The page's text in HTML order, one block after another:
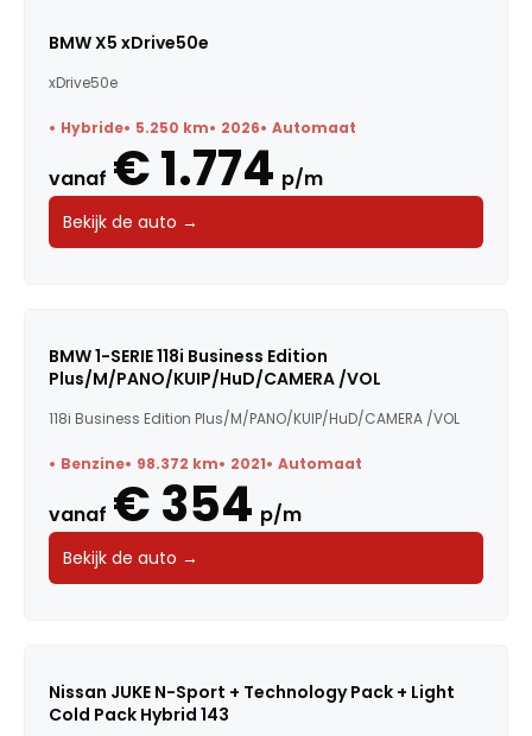
BMW X5 xDrive50e
xDrive50e
Hybride 5.250 km 2026 Automaat
vanaf € 1.774 p/m
Bekijk de auto →
BMW 1-SERIE 118i Business Edition
Plus/M/PANO/KUIP/HuD/CAMERA /VOL
118i Business Edition Plus/M/PANO/KUIP/HuD/CAMERA /VOL
Benzine 98.372 km 2021 Automaat
vanaf € 354 p/m
Bekijk de auto →
Nissan JUKE N-Sport + Technology Pack + Light
Cold Pack Hybrid 143